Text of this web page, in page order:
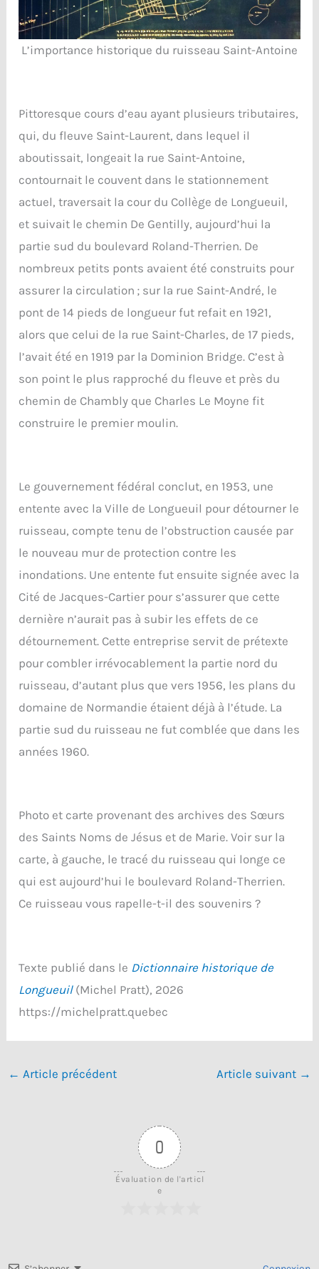
L’importance historique du ruisseau Saint-Antoine
Pittoresque cours d’eau ayant plusieurs tributaires,
qui, du fleuve Saint-Laurent, dans lequel il
aboutissait, longeait la rue Saint-Antoine,
contournait le couvent dans le stationnement
actuel, traversait la cour du Collège de Longueuil,
et suivait le chemin De Gentilly, aujourd’hui la
partie sud du boulevard Roland-Therrien. De
nombreux petits ponts avaient été construits pour
assurer la circulation ; sur la rue Saint-André, le
pont de 14 pieds de longueur fut refait en 1921,
alors que celui de la rue Saint-Charles, de 17 pieds,
l’avait été en 1919 par la Dominion Bridge. C’est à
son point le plus rapproché du fleuve et près du
chemin de Chambly que Charles Le Moyne fit
construire le premier moulin.
Le gouvernement fédéral conclut, en 1953, une
entente avec la Ville de Longueuil pour détourner le
ruisseau, compte tenu de l’obstruction causée par
le nouveau mur de protection contre les
inondations. Une entente fut ensuite signée avec la
Cité de Jacques-Cartier pour s’assurer que cette
dernière n’aurait pas à subir les effets de ce
détournement. Cette entreprise servit de prétexte
pour combler irrévocablement la partie nord du
ruisseau, d’autant plus que vers 1956, les plans du
domaine de Normandie étaient déjà à l’étude. La
partie sud du ruisseau ne fut comblée que dans les
années 1960.
Photo et carte provenant des archives des Sœurs
des Saints Noms de Jésus et de Marie. Voir sur la
carte, à gauche, le tracé du ruisseau qui longe ce
qui est aujourd’hui le boulevard Roland-Therrien.
Ce ruisseau vous rapelle-t-il des souvenirs ?
Texte publié dans le Dictionnaire historique de
Longueuil(Michel Pratt), 2026
https://michelpratt.quebec
← Article précédent Article suivant →
0
Évaluation de l'articl
e